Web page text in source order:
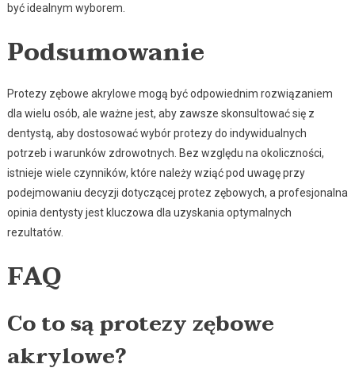
być idealnym wyborem.
Podsumowanie
Protezy zębowe akrylowe mogą być odpowiednim rozwiązaniem
dla wielu osób, ale ważne jest, aby zawsze skonsultować się z
dentystą, aby dostosować wybór protezy do indywidualnych
potrzeb i warunków zdrowotnych. Bez względu na okoliczności,
istnieje wiele czynników, które należy wziąć pod uwagę przy
podejmowaniu decyzji dotyczącej protez zębowych, a profesjonalna
opinia dentysty jest kluczowa dla uzyskania optymalnych
rezultatów.
FAQ
Co to są protezy zębowe
akrylowe?